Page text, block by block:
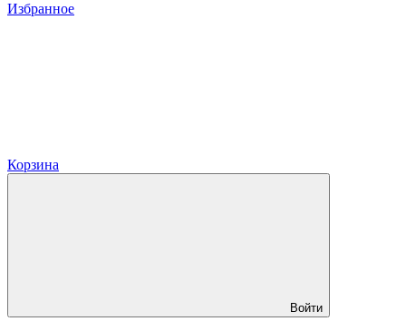
Избранное
Корзина
Войти